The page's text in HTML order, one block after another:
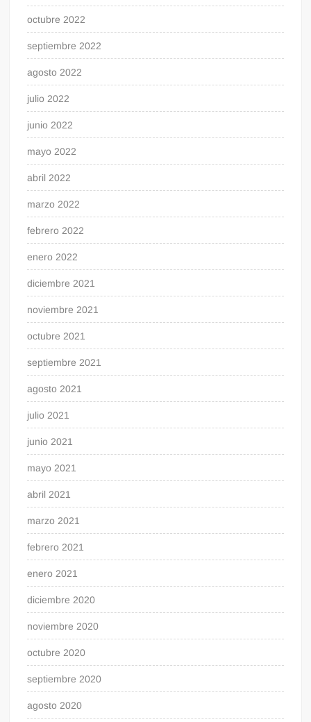
octubre 2022
septiembre 2022
agosto 2022
julio 2022
junio 2022
mayo 2022
abril 2022
marzo 2022
febrero 2022
enero 2022
diciembre 2021
noviembre 2021
octubre 2021
septiembre 2021
agosto 2021
julio 2021
junio 2021
mayo 2021
abril 2021
marzo 2021
febrero 2021
enero 2021
diciembre 2020
noviembre 2020
octubre 2020
septiembre 2020
agosto 2020